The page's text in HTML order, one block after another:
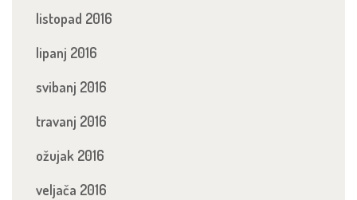
listopad 2016
lipanj 2016
svibanj 2016
travanj 2016
ožujak 2016
veljača 2016